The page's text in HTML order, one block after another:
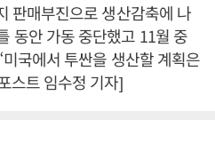
판매부진으로 생산감축에 나
동안 가동 중단했고 11월 중
국에서 투싼을 생산할 계획은
스트 임수정 기자]